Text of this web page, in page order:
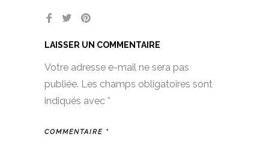
LAISSER UN COMMENTAIRE
Votre adresse e-mail ne sera pas
publiée. Les champs obligatoires sont
indiqués avec *
COMMENTAIRE *